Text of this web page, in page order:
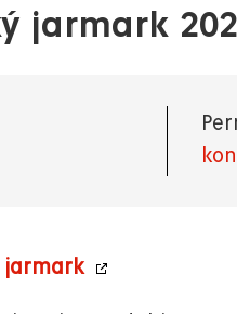
jarmark
jarmark